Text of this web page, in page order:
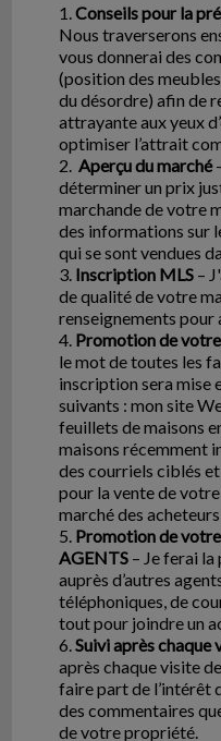
1.Conseils pour la
Nous traverserons
vous donnerai des
(position des
du désordre) afin de
attrayante aux yeux
optimiser l’attrait
2.Aperçu du marché
déterminer un prix
marchande de votre
des informations sur
qui se sont vendues
3. Inscription MLS –
de qualité de votre
renseignements
4. Promotion de
le mot de toutes les
inscription sera mise
suivants : mon site
feuillets de maisons
maisons récemment
des courriels ciblés
pour la vente de
marché des
5. Promotion de
AGENTS – Je ferai
auprès d’autres
téléphoniques, de
tout pour joindre un
6.Suivi après chaque
après chaque visite
faire part de l’intérêt
des commentaires
de votre propriété.